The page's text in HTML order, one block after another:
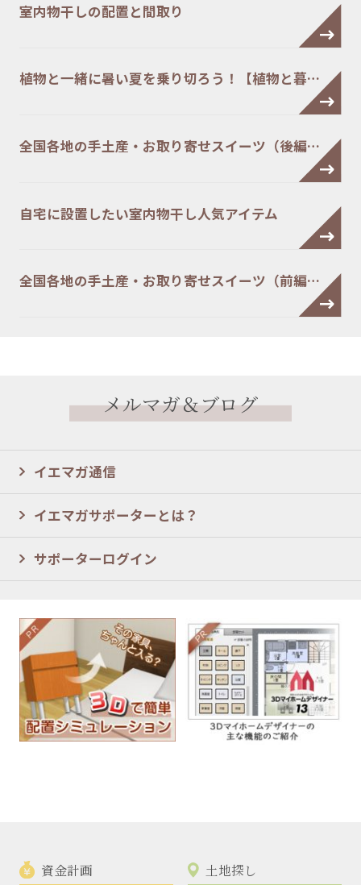
室内物干しの配置と間取り
植物と一緒に暑い夏を乗り切ろう！【植物と暮…
全国各地の手土産・お取り寄せスイーツ（後編…
自宅に設置したい室内物干し人気アイテム
全国各地の手土産・お取り寄せスイーツ（前編…
メルマガ＆ブログ
イエマガ通信
イエマガサポーターとは？
サポーターログイン
資金計画 土地探し